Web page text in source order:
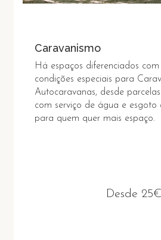
Caravanismo
Há espaços diferenciados com
condições especiais para
Autocaravanas, desde
com serviço de água e esgoto
para quem quer mais espaço.
Desde 25€